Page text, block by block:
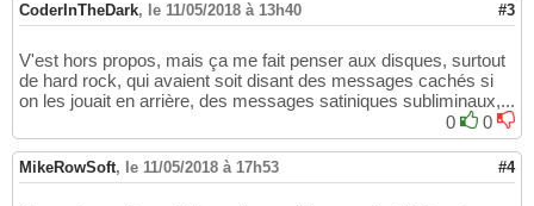
CoderInTheDark, le 11/05/2018 à 13h40 #3
V'est hors propos, mais ça me fait penser aux disques, surtout
de hard rock, qui avaient soit disant des messages cachés si
on les jouait en arrière, des messages satiniques subliminaux,...
0
0
MikeRowSoft, le 11/05/2018 à 17h53 #4